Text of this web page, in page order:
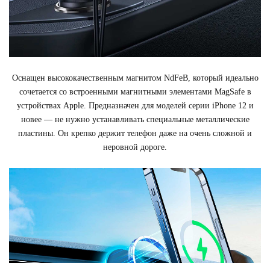
Оснащен высококачественным магнитом NdFeB, который идеально
сочетается со встроенными магнитными элементами MagSafe в
устройствах Apple. Предназначен для моделей серии iPhone 12 и
новее — не нужно устанавливать специальные металлические
пластины. Он крепко держит телефон даже на очень сложной и
неровной дороге.